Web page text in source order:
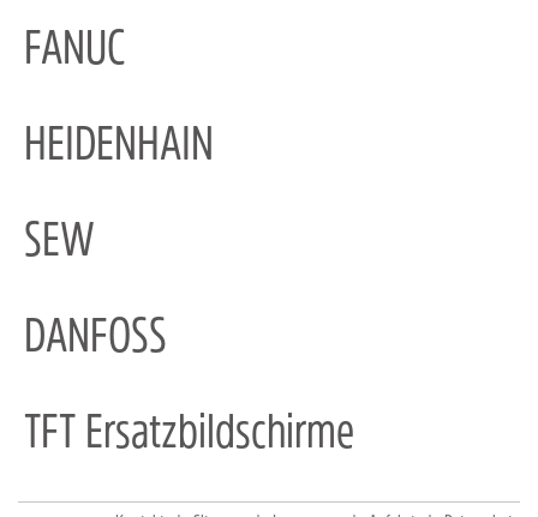
FANUC
HEIDENHAIN
SEW
DANFOSS
TFT Ersatzbildschirme